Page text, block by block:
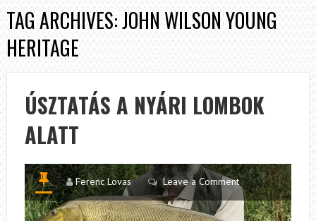
TAG ARCHIVES: JOHN WILSON YOUNG
HERITAGE
ÚSZTATÁS A NYÁRI LOMBOK
ALATT
Ferenc Lovas Leave a Comment